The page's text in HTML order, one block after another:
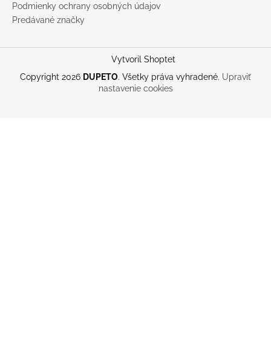
Podmienky ochrany osobných údajov
Predávané značky
Vytvoril Shoptet
Copyright 2026 DUPETO. Všetky práva vyhradené. Upraviť
nastavenie cookies